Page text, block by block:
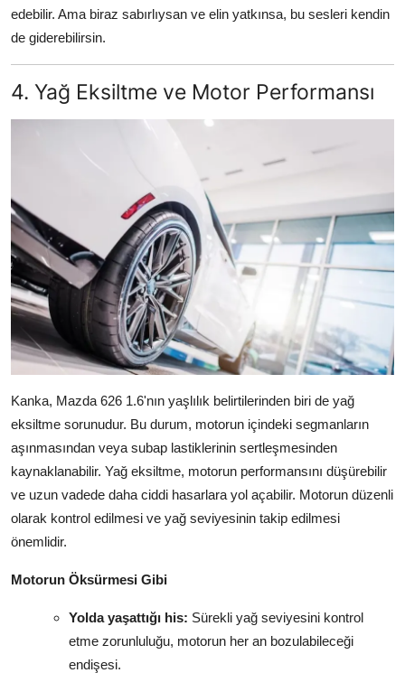
edebilir. Ama biraz sabırlıysan ve elin yatkınsa, bu sesleri kendin
de giderebilirsin.
4. Yağ Eksiltme ve Motor Performansı
Kanka, Mazda 626 1.6'nın yaşlılık belirtilerinden biri de yağ
eksiltme sorunudur. Bu durum, motorun içindeki segmanların
aşınmasından veya subap lastiklerinin sertleşmesinden
kaynaklanabilir. Yağ eksiltme, motorun performansını düşürebilir
ve uzun vadede daha ciddi hasarlara yol açabilir. Motorun düzenli
olarak kontrol edilmesi ve yağ seviyesinin takip edilmesi
önemlidir.
Motorun Öksürmesi Gibi
Yolda yaşattığı his: Sürekli yağ seviyesini kontrol
etme zorunluluğu, motorun her an bozulabileceği
endişesi.